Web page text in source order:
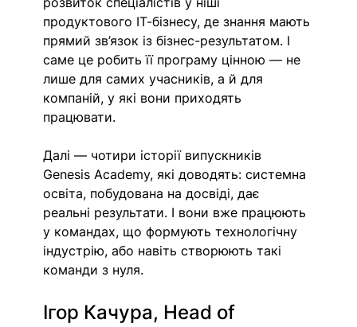
продуктового ІТ-бізнесу, де знання мають
прямий зв’язок із бізнес-результатом. І
саме це робить її програму цінною — не
лише для самих учасників, а й для
компаній, у які вони приходять
працювати.
Далі — чотири історії випускників
Genesis Academy, які доводять: системна
освіта, побудована на досвіді, дає
реальні результати. І вони вже працюють
у командах, що формують технологічну
індустрію, або навіть створюють такі
команди з нуля.
Ігор Качура, Head of